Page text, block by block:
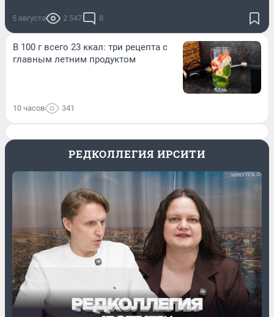
5 августа 2 547 8
В 100 г всего 23 ккал: три рецепта с
главным летним продуктом
10 часов 341
РЕДКОЛЛЕГИЯ ИРСИТИ